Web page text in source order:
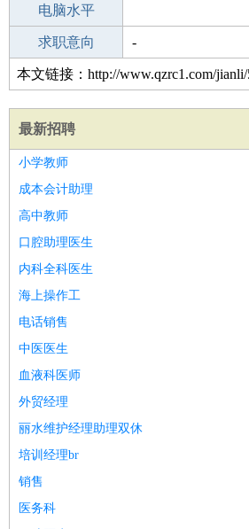
微信号码
电脑水平
外语水平
求职意向 -
本文链接：http://www.qzrc1.com/jianli/
最新招聘
小学教师
成本会计助理
高中教师
口腔助理医生
内科全科医生
海上操作工
电话销售
中医医生
血液科医师
外贸经理
丽水维护经理助理双休
培训经理br
销售
医务科